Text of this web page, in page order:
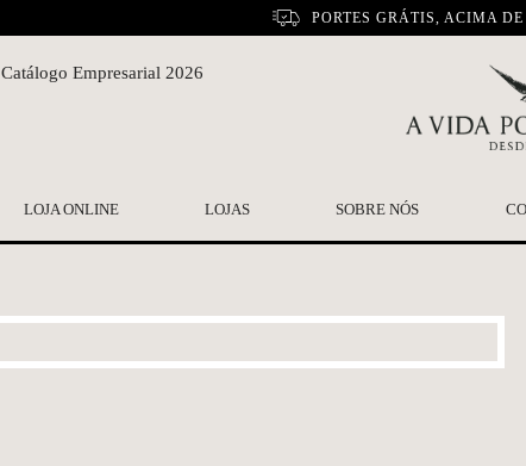
PORTES GRÁTIS, ACIMA
Catálogo Empresarial 2026
LOJA ONLINE LOJAS SOBRE NÓS